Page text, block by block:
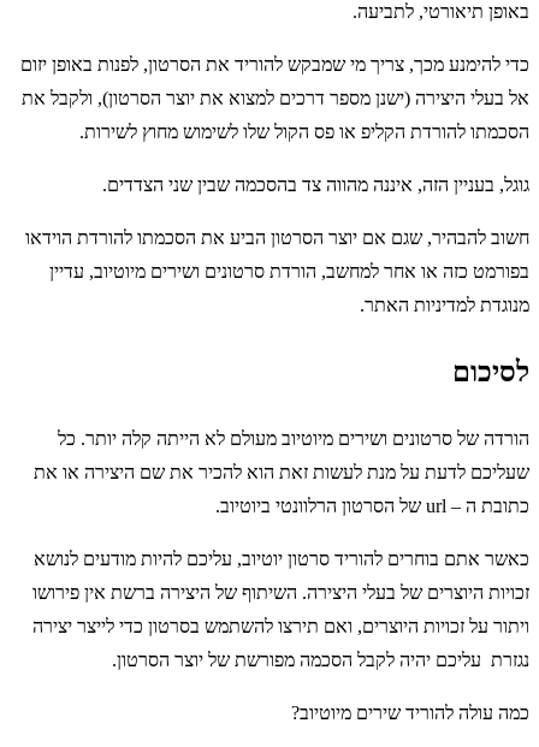
באופן תיאורטי, לתביעה.
כדי להימנע מכך, צריך מי שמבקש להוריד את הסרטון, לפנות באופן יזום
אל בעלי היצירה (ישנן מספר דרכים למצוא את יוצר הסרטון), ולקבל את
הסכמתו להורדת הקליפ או פס הקול שלו לשימוש מחוץ לשירות.
גוגל, בעניין הזה, איננה מהווה צד בהסכמה שבין שני הצדדים.
חשוב להבהיר, שגם אם יוצר הסרטון הביע את הסכמתו להורדת הוידאו
בפורמט כזה או אחר למחשב, הורדת סרטונים ושירים מיוטיוב, עדיין
מנוגדת למדיניות האתר.
לסיכום
הורדה של סרטונים ושירים מיוטיוב מעולם לא הייתה קלה יותר. כל
שעליכם לדעת על מנת לעשות זאת הוא להכיר את שם היצירה או את
כתובת ה – url של הסרטון הרלוונטי ביוטיוב.
כאשר אתם בוחרים להוריד סרטון יוטיוב, עליכם להיות מודעים לנושא
זכויות היוצרים של בעלי היצירה. השיתוף של היצירה ברשת אין פירושו
ויתור על זכויות היוצרים, ואם תירצו להשתמש בסרטון כדי לייצר יצירה
נגזרת עליכם יהיה לקבל הסכמה מפורשת של יוצר הסרטון.
כמה עולה להוריד שירים מיוטיוב?